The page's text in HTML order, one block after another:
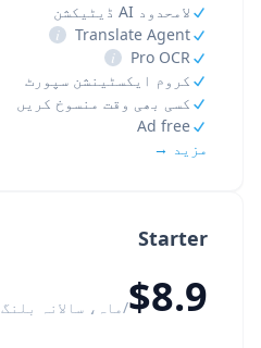
Starter
$8.9/ماہ، سالانہ بلنگ
لامحدود AI ڈیٹیکشن
Translate Agent
i
Pro OCR
i
کروم ایکسٹینشن سپورٹ
کسی بھی وقت منسوخ کریں
Ad free
مزید →